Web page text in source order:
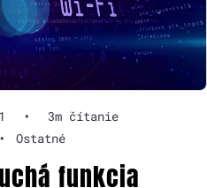
•
3m čítanie
• Ostatné
funkcia